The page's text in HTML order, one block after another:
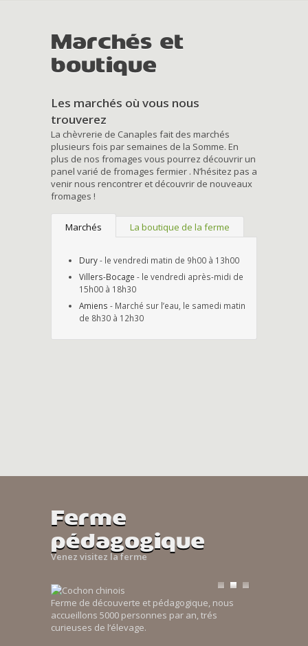
Marchés et
boutique
Les marchés où vous nous
trouverez
La chèvrerie de Canaples fait des marchés
plusieurs fois par semaines de la Somme. En
plus de nos fromages vous pourrez découvrir un
panel varié de fromages fermier . N’hésitez pas a
venir nous rencontrer et découvrir de nouveaux
fromages !
Marchés La boutique de la ferme
Dury- le vendredi matin de 9h00 à 13h00
Villers-Bocage - le vendredi après-midi de
15h00 à 18h30
Amiens - Marché sur l’eau, le samedi matin
de 8h30 à 12h30
Ferme
pédagogique
Venez visitez la ferme
Ferme de découverte et pédagogique, nous
accueillons 5000 personnes par an, trés
curieuses de l’élevage.